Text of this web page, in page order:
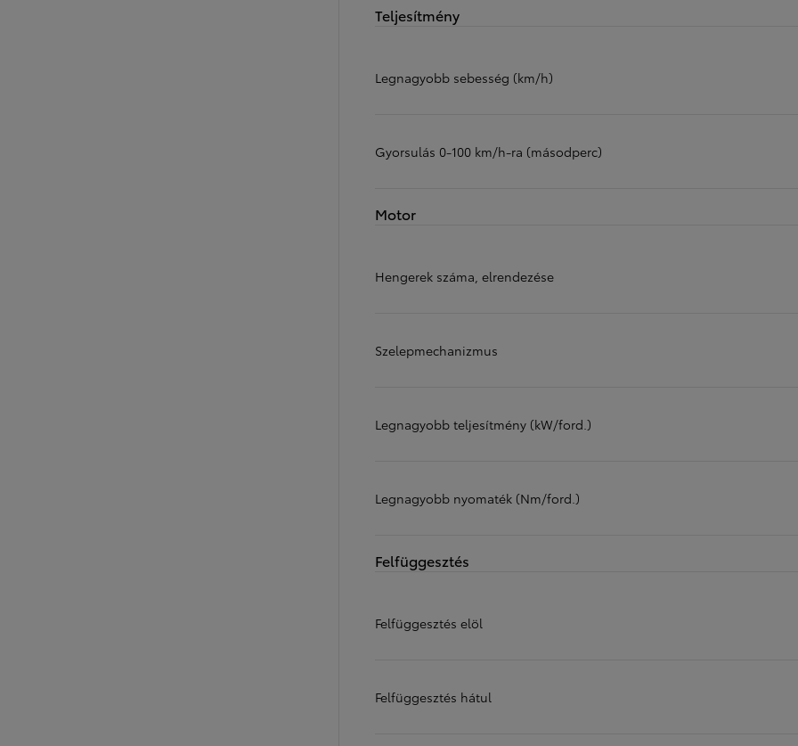
Teljesítmény
Legnagyobb sebesség (km/h)
Gyorsulás 0-100 km/h-ra (másodperc)
Motor
Hengerek száma, elrendezése
Szelepmechanizmus
Legnagyobb teljesítmény (kW/ford.)
Legnagyobb nyomaték (Nm/ford.)
Felfüggesztés
Felfüggesztés elöl
Felfüggesztés hátul